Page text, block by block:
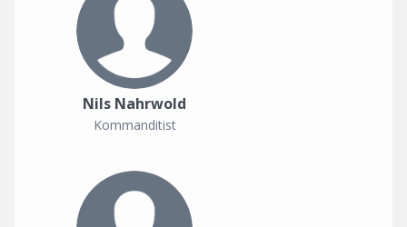
Nils Nahrwold
Kommanditist